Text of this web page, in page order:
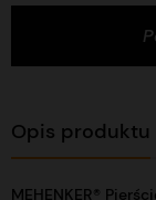
Opis produktu
MEHENKER®